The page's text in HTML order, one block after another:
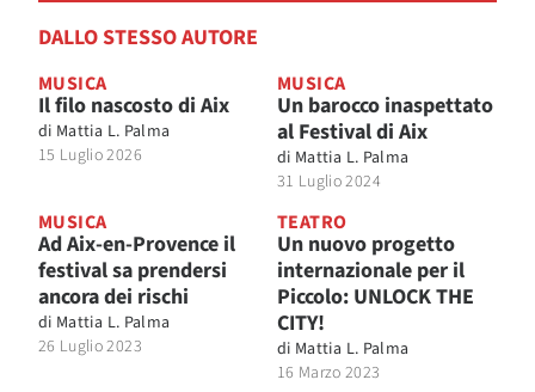
DALLO STESSO AUTORE
MUSICA
Il filo nascosto di Aix
di Mattia L. Palma
15 Luglio 2026
MUSICA
Un barocco inaspettato
al Festival di Aix
di Mattia L. Palma
31 Luglio 2024
MUSICA
Ad Aix-en-Provence il
festival sa prendersi
ancora dei rischi
di Mattia L. Palma
26 Luglio 2023
TEATRO
Un nuovo progetto
internazionale per il
Piccolo: UNLOCK THE
CITY!
di Mattia L. Palma
16 Marzo 2023